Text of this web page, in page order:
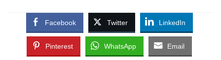
Facebook Twitter LinkedIn
Pinterest WhatsApp Email